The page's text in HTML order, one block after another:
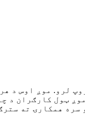
ټول کارګران د
همکارۍ ته